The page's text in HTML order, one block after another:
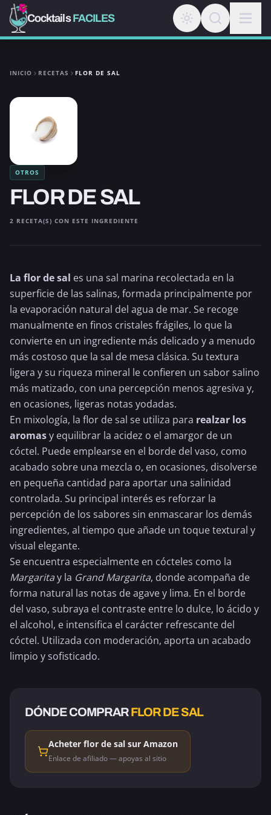
CocktailsFACILES
INICIO RECETAS FLOR DE SAL
OTROS
FLOR DE SAL
2 RECETA(S) CON ESTE INGREDIENTE
La flor de sal es una sal marina recolectada en la
superficie de las salinas, formada principalmente por
la evaporación natural del agua de mar. Se recoge
manualmente en finos cristales frágiles, lo que la
convierte en un ingrediente más delicado y a menudo
más costoso que la sal de mesa clásica. Su textura
ligera y su riqueza mineral le confieren un sabor salino
más matizado, con una percepción menos agresiva y,
en ocasiones, ligeras notas yodadas.
En mixología, la flor de sal se utiliza para realzar los
aromasy equilibrar la acidez o el amargor de un
cóctel. Puede emplearse en el borde del vaso, como
acabado sobre una mezcla o, en ocasiones, disolverse
en pequeña cantidad para aportar una salinidad
controlada. Su principal interés es reforzar la
percepción de los sabores sin enmascarar los demás
ingredientes, al tiempo que añade un toque textural y
visual elegante.
Se encuentra especialmente en cócteles como la
Margaritay la Grand Margarita, donde acompaña de
forma natural las notas de agave y lima. En el borde
del vaso, subraya el contraste entre lo dulce, lo ácido y
el alcohol, e intensifica el carácter refrescante del
cóctel. Utilizada con moderación, aporta un acabado
limpio y sofisticado.
DÓNDE COMPRARFLOR DE SAL
Acheter flor de sal sur Amazon
Enlace de afiliado — apoyas al sitio